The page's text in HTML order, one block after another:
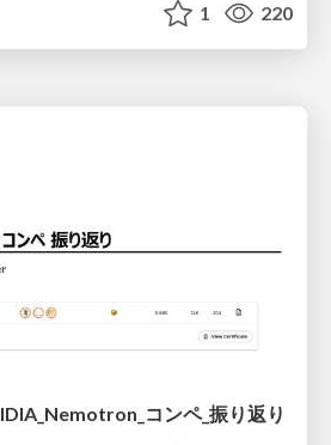
1 220
コンペ_振り返り